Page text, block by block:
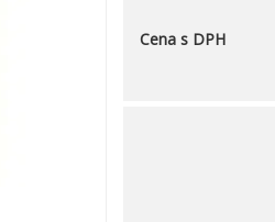
Cena s DPH